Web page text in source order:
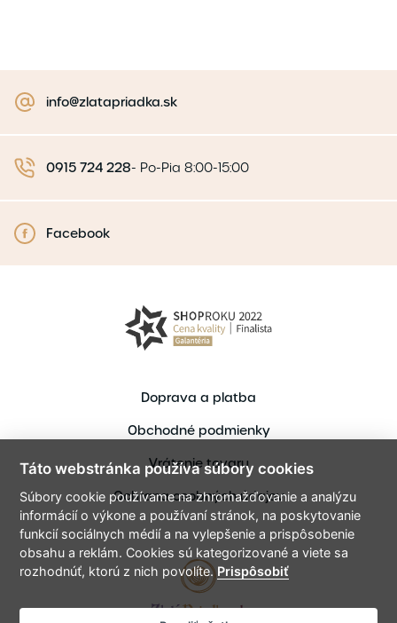
info@zlatapriadka.sk
0915 724 228- Po-Pia 8:00-15:00
Facebook
Doprava a platba
Obchodné podmienky
Vrátenie tovaru
Ochrana osobných údajov
Táto webstránka používa súbory cookies
Súbory cookie používame na zhromažďovanie a analýzu
informácií o výkone a používaní stránok, na poskytovanie
funkcií sociálnych médií a na vylepšenie a prispôsobenie
obsahu a reklám. Cookies sú kategorizované a viete sa
rozhodnúť, ktorú z nich povolíte.Prispôsobiť